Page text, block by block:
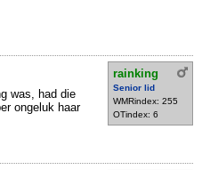
rainking
Senior lid
WMRindex: 255
OTindex: 6
was, had die
ongeluk haar